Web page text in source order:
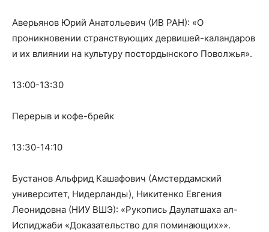
Аверьянов Юрий Анатольевич (ИВ РАН): «О
проникновении странствующих дервишей-каландаров
и их влиянии на культуру постордынского Поволжья».
13:00-13:30
Перерыв и кофе-брейк
13:30-14:10
Бустанов Альфрид Кашафович (Амстердамский
университет, Нидерланды), Никитенко Евгения
Леонидовна (НИУ ВШЭ): «Рукопись Даулатшаха ал-
Испиджаби «Доказательство для поминающих»».